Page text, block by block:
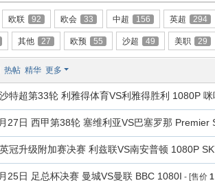
欧联 92 欧会 33 中超 156 英超 294
其他 27 欧预 55 沙超 49 美职 29
热帖 精华 更多
特超第33轮 利雅得体育VS利雅得胜利 1080P
27日 西甲第38轮 塞维利亚VS巴塞罗那 Premier
冠升级附加赛决赛 利兹联VS南安普顿 1080P
25日 足总杯决赛 曼城VS曼联 BBC 1080I - [售价 1